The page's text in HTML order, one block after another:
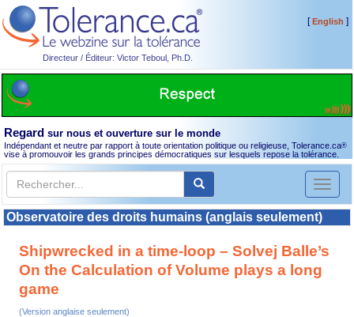
Directeur / Éditeur: Victor Teboul, Ph.D.
[English ]
Regard sur nous et ouverture sur le monde
Indépendant et neutre par rapport à toute orientation politique ou religieuse, Tolerance.ca®
vise à promouvoir les grands principes démocratiques sur lesquels repose la tolérance.
Toggle
Observatoire des droits humains (anglais seulement)
Shipwrecked in a time-loop – Solvej Balle’s
On the Calculation of Volume plays a long
game
(Version anglaise seulement)